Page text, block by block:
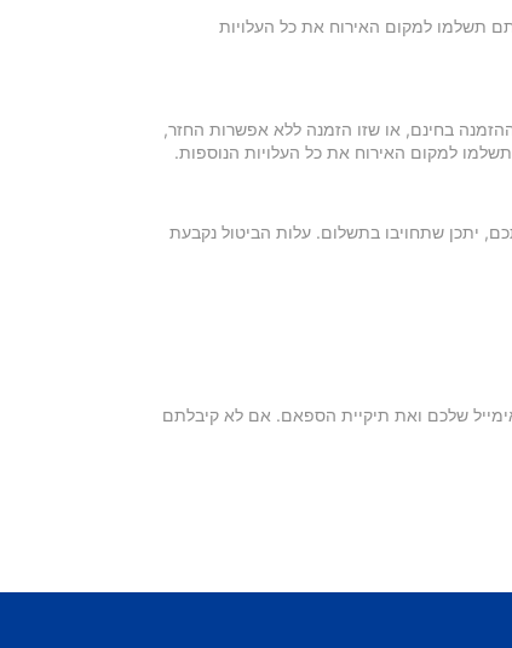
תשלמו למקום האירוח את כל העלויות
בחינם, או שזו הזמנה ללא אפשרות החזר,
למקום האירוח את כל העלויות הנוספות.
יתכן שתחויבו בתשלום. עלות הביטול נקבעת
שלכם ואת תיקיית הספאם. אם לא קיבלתם